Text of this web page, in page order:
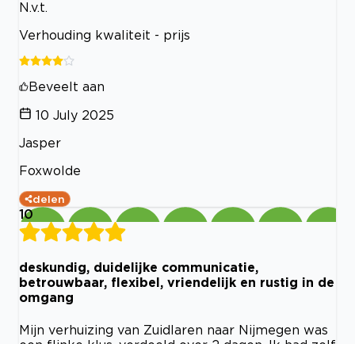
N.v.t.
Verhouding kwaliteit - prijs
Beveelt aan
10 July 2025
Jasper
Foxwolde
delen
10
deskundig, duidelijke communicatie,
betrouwbaar, flexibel, vriendelijk en rustig in de
omgang
Mijn verhuizing van Zuidlaren naar Nijmegen was